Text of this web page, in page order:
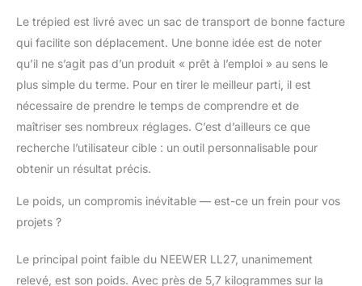
Le trépied est livré avec un sac de transport de bonne facture
qui facilite son déplacement. Une bonne idée est de noter
qu’il ne s’agit pas d’un produit « prêt à l’emploi » au sens le
plus simple du terme. Pour en tirer le meilleur parti, il est
nécessaire de prendre le temps de comprendre et de
maîtriser ses nombreux réglages. C’est d’ailleurs ce que
recherche l’utilisateur cible : un outil personnalisable pour
obtenir un résultat précis.
Le poids, un compromis inévitable — est-ce un frein pour vos
projets ?
Le principal point faible du NEEWER LL27, unanimement
relevé, est son poids. Avec près de 5,7 kilogrammes sur la